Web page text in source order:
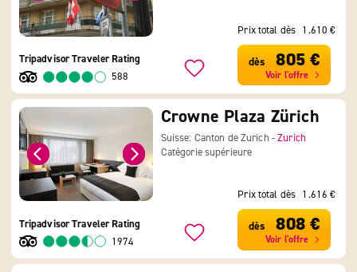
Tripadvisor Traveler Rating
588
Prix total dès 1.610 €
dès 805 €
Voir l'offre
Crowne Plaza Zürich
Suisse: Canton de Zurich -Zurich
Catégorie supérieure
Tripadvisor Traveler Rating
1974
Prix total dès 1.616 €
dès 808 €
Voir l'offre